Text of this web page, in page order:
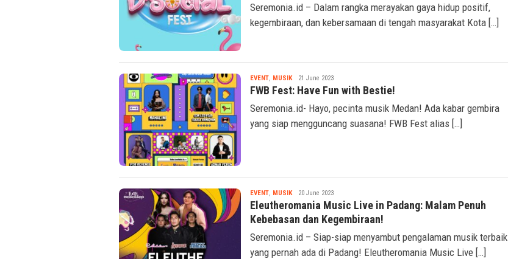
Seremonia.id – Dalam rangka merayakan gaya hidup positif,
kegembiraan, dan kebersamaan di tengah masyarakat Kota […]
EVENT, MUSIKSeremonia
21 June 2023
FWB Fest: Have Fun with Bestie!
Seremonia.id- Hayo, pecinta musik Medan! Ada kabar gembira
yang siap mengguncang suasana! FWB Fest alias […]
EVENT, MUSIKSeremonia
20 June 2023
Eleutheromania Music Live in Padang: Malam Penuh
Kebebasan dan Kegembiraan!
Seremonia.id – Siap-siap menyambut pengalaman musik terbaik
yang pernah ada di Padang! Eleutheromania Music Live […]